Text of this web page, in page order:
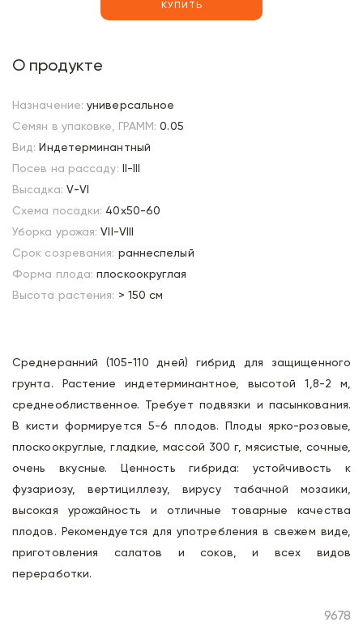
КУПИТЬ
О продукте
Назначение: универсальное
Семян в упаковке, ГРАММ: 0.05
Вид: Индетерминантный
Посев на рассаду:
II-III
Высадка: V-VI
Схема посадки: 40х50-60
Уборка урожая: VII-VIII
Срок созревания: раннеспелый
Форма плода: плоскоокруглая
Высота растения: > 150 см
Среднеранний (105-110 дней) гибрид для защищенного
грунта. Растение индетерминантное, высотой 1,8-2 м,
среднеоблиственное. Требует подвязки и пасынкования.
В кисти формируется 5-6 плодов. Плоды ярко-розовые,
плоскоокруглые, гладкие, массой 300 г, мясистые, сочные,
очень вкусные. Ценность гибрида: устойчивость к
фузариозу, вертициллезу, вирусу табачной мозаики,
высокая урожайность и отличные товарные качества
плодов. Рекомендуется для употребления в свежем виде,
приготовления салатов и соков, и всех видов
переработки.
9678